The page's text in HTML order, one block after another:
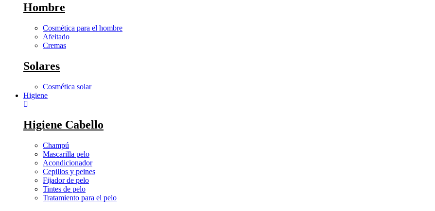
Hombre
Cosmética para el hombre
Afeitado
Cremas
Solares
Cosmética solar
Higiene
Higiene Cabello
Champú
Mascarilla pelo
Acondicionador
Cepillos y peines
Fijador de pelo
Tintes de pelo
Tratamiento para el pelo